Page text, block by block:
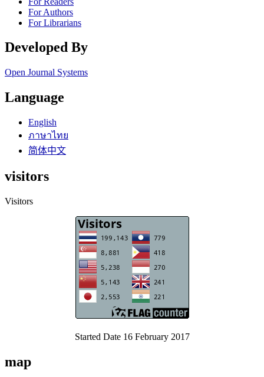
For Authors
For Librarians
Developed By
Open Journal Systems
Language
English
ภาษาไทย
简体中文
visitors
Visitors
Started Date 16 February 2017
map